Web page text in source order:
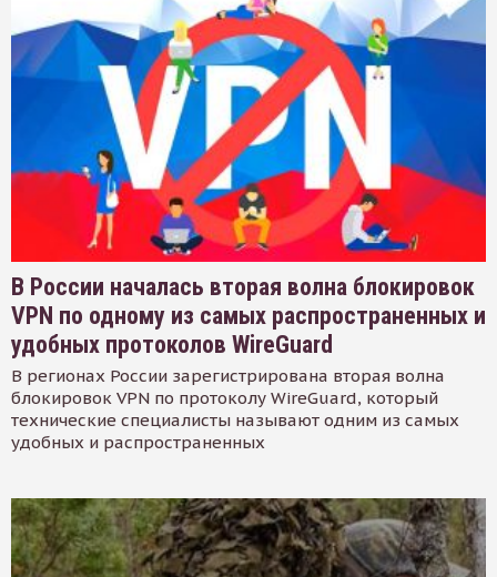
В России началась вторая волна блокировок
VPN по одному из самых распространенных и
удобных протоколов WireGuard
В регионах России зарегистрирована вторая волна
блокировок VPN по протоколу WireGuard, который
технические специалисты называют одним из самых
удобных и распространенных